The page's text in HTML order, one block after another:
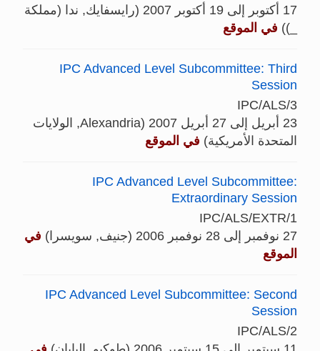
17 أكتوبر إلى 19 أكتوبر 2007 (رايسفايك, ندا (مملكة
_)) في الموقع
IPC Advanced Level Subcommittee: Third
Session
IPC/ALS/3
23 أبريل إلى 27 أبريل 2007 (Alexandria, الولايات
المتحدة الأمريكية) في الموقع
IPC Advanced Level Subcommittee:
Extraordinary Session
IPC/ALS/EXTR/1
27 نوفمبر إلى 28 نوفمبر 2006 (جنيف, سويسرا)
في
الموقع
IPC Advanced Level Subcommittee: Second
Session
IPC/ALS/2